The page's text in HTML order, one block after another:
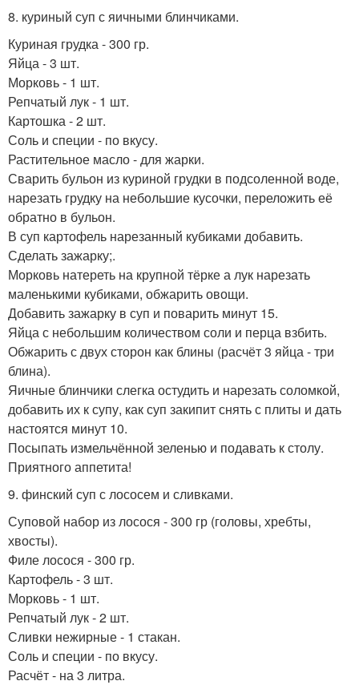
8. куриный суп с яичными блинчиками.
Куриная грудка - 300 гр.
Яйца - 3 шт.
Морковь - 1 шт.
Репчатый лук - 1 шт.
Картошка - 2 шт.
Соль и специи - по вкусу.
Растительное масло - для жарки.
Сварить бульон из куриной грудки в подсоленной воде,
нарезать грудку на небольшие кусочки, переложить её
обратно в бульон.
В суп картофель нарезанный кубиками добавить.
Сделать зажарку;.
Морковь натереть на крупной тёрке а лук нарезать
маленькими кубиками, обжарить овощи.
Добавить зажарку в суп и поварить минут 15.
Яйца с небольшим количеством соли и перца взбить.
Обжарить с двух сторон как блины (расчёт 3 яйца - три
блина).
Яичные блинчики слегка остудить и нарезать соломкой,
добавить их к супу, как суп закипит снять с плиты и дать
настоятся минут 10.
Посыпать измельчённой зеленью и подавать к столу.
Приятного аппетита!
9. финский суп с лососем и сливками.
Суповой набор из лосося - 300 гр (головы, хребты,
хвосты).
Филе лосося - 300 гр.
Картофель - 3 шт.
Морковь - 1 шт.
Репчатый лук - 2 шт.
Сливки нежирные - 1 стакан.
Соль и специи - по вкусу.
Расчёт - на 3 литра.